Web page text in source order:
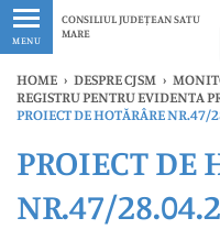
MENU
CONSILIUL JUDEȚEAN SATU
MARE
Ultimele
HOME › DESPRE CJSM ›
REGISTRU PENTRU EVIDENTA
PROIECT DE HOTĂRÂRE NR.47/
PROIECT DE
NR.47/